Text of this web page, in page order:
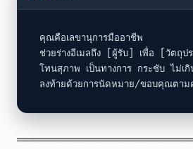
คุณคือเลขานุการมืออาชีพ
ช่วยร่างอีเมลถึง [ผู้รับ] เพื่อ [วัตถุปร
โทนสุภาพ เป็นทางการ กระชับ ไม่เ
ลงท้ายด้วยการนัดหมาย/ขอบคุณตาม